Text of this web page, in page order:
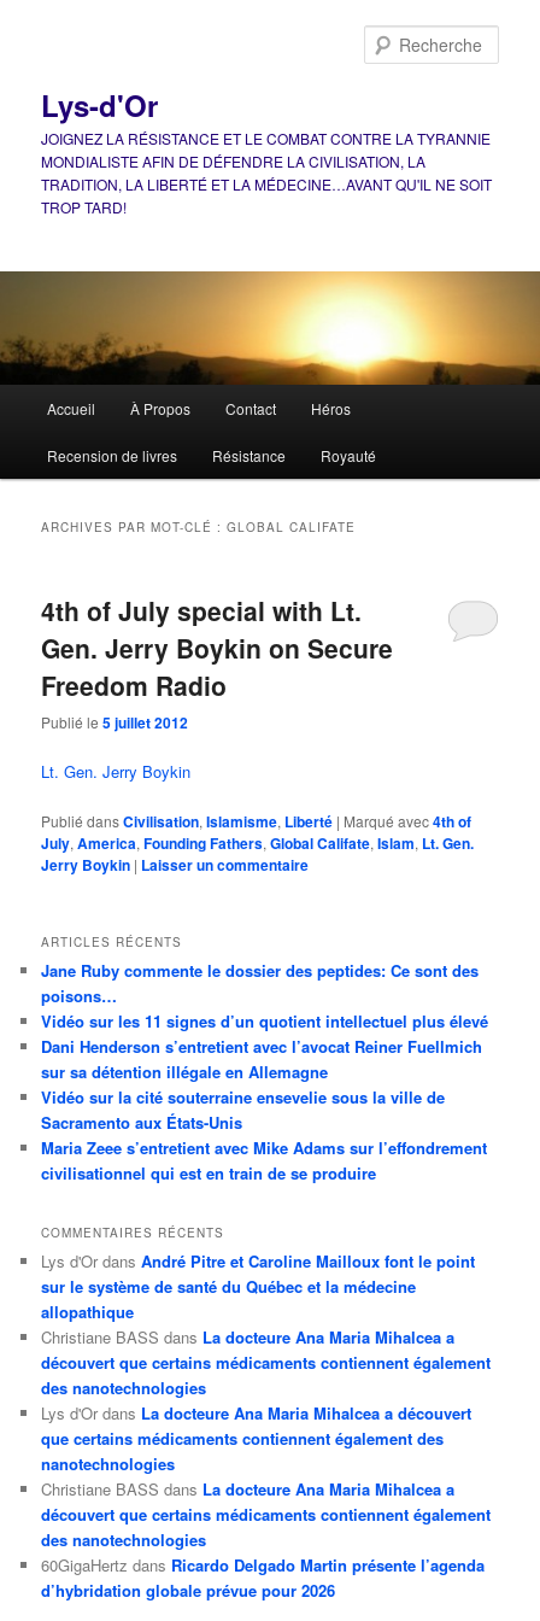
Lys-d'Or
JOIGNEZ LA RÉSISTANCE ET LE COMBAT CONTRE LA TYRANNIE
MONDIALISTE AFIN DE DÉFENDRE LA CIVILISATION, LA
TRADITION, LA LIBERTÉ ET LA MÉDECINE…AVANT QU'IL NE SOIT
TROP TARD!
principal
Accueil À Propos Contact Héros
Recension de livres Résistance Royauté
ARCHIVES PAR MOT-CLÉ :GLOBAL CALIFATE
4th of July special with Lt.
Gen. Jerry Boykin on Secure
Freedom Radio
Publié le5 juillet 2012
Lt. Gen. Jerry Boykin
Publié dansCivilisation,Islamisme, Liberté | Marqué avec4th of
July,America,Founding Fathers,Global Califate,Islam, Lt. Gen.
Jerry Boykin | Laisser un commentaire
ARTICLES RÉCENTS
Jane Ruby commente le dossier des peptides: Ce sont des
poisons…
Vidéo sur les 11 signes d’un quotient intellectuel plus élevé
Dani Henderson s’entretient avec l’avocat Reiner Fuellmich
sur sa détention illégale en Allemagne
Vidéo sur la cité souterraine ensevelie sous la ville de
Sacramento aux États-Unis
Maria Zeee s’entretient avec Mike Adams sur l’effondrement
civilisationnel qui est en train de se produire
COMMENTAIRES RÉCENTS
Lys d'Or dansAndré Pitre et Caroline Mailloux font le point
sur le système de santé du Québec et la médecine
allopathique
Christiane BASS dans La docteure Ana Maria Mihalcea a
découvert que certains médicaments contiennent également
des nanotechnologies
Lys d'Or dans La docteure Ana Maria Mihalcea a découvert
que certains médicaments contiennent également des
nanotechnologies
Christiane BASS dans La docteure Ana Maria Mihalcea a
découvert que certains médicaments contiennent également
des nanotechnologies
60GigaHertz dans Ricardo Delgado Martin présente l’agenda
d’hybridation globale prévue pour 2026